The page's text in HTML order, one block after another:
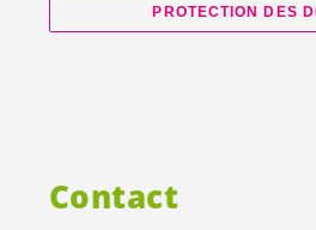
PROTECTION DES
Contact